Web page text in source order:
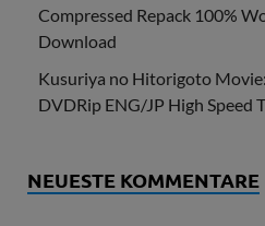
Compressed Repack 100%
Download
Kusuriya no Hitorigoto
DVDRip ENG/JP High Speed
NEUESTE KOMMENTARE